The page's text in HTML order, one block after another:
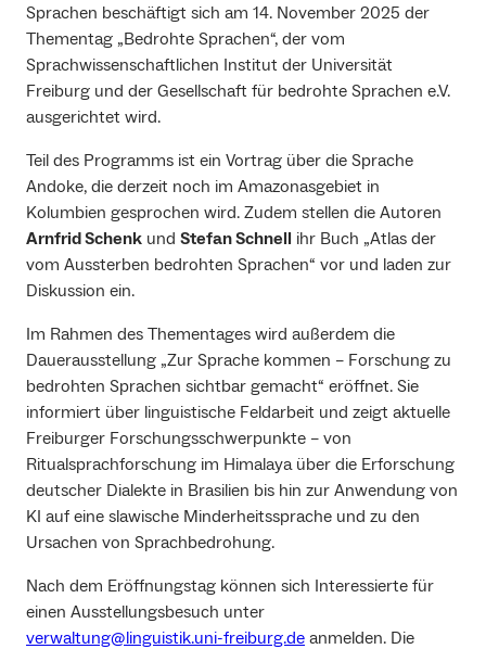
Sprachen beschäftigt sich am 14. November 2025 der
Thementag „Bedrohte Sprachen“, der vom
Sprachwissenschaftlichen Institut der Universität
Freiburg und der Gesellschaft für bedrohte Sprachen e.V.
ausgerichtet wird.
Teil des Programms ist ein Vortrag über die Sprache
Andoke, die derzeit noch im Amazonasgebiet in
Kolumbien gesprochen wird. Zudem stellen die Autoren
Arnfrid Schenk und Stefan Schnell ihr Buch „Atlas der
vom Aussterben bedrohten Sprachen“ vor und laden zur
Diskussion ein.
Im Rahmen des Thementages wird außerdem die
Dauerausstellung „Zur Sprache kommen – Forschung zu
bedrohten Sprachen sichtbar gemacht“ eröffnet. Sie
informiert über linguistische Feldarbeit und zeigt aktuelle
Freiburger Forschungsschwerpunkte – von
Ritualsprachforschung im Himalaya über die Erforschung
deutscher Dialekte in Brasilien bis hin zur Anwendung von
KI auf eine slawische Minderheitssprache und zu den
Ursachen von Sprachbedrohung.
Nach dem Eröffnungstag können sich Interessierte für
einen Ausstellungsbesuch unter
verwaltung@linguistik.uni-freiburg.de anmelden. Die